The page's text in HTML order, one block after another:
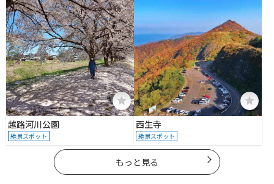
越路河川公園
絶景スポット
西生寺
絶景スポット
もっと見る